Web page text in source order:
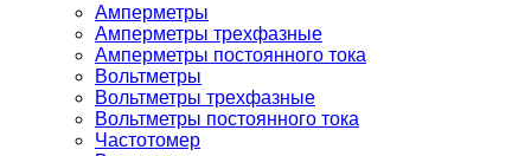
Амперметры
Амперметры трехфазные
Амперметры постоянного тока
Вольтметры
Вольтметры трехфазные
Вольтметры постоянного тока
Частотомер